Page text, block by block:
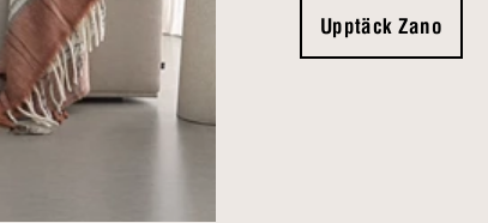
Upptäck Zano